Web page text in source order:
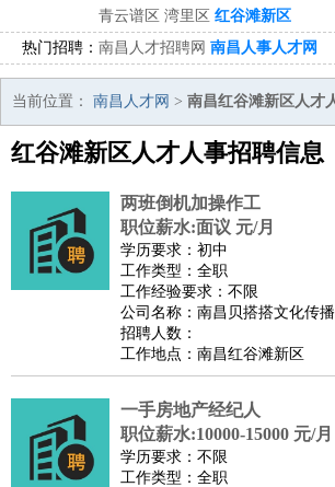
青云谱区 湾里区 红谷滩新区
热门招聘： 南昌人才招聘网 南昌人事人才网
当前位置： 南昌人才网 > 南昌红谷滩新区人才
红谷滩新区人才人事招聘信息
两班倒机加操作工
职位薪水:面议 元/月
学历要求：初中
工作类型：全职
工作经验要求：不限
公司名称：南昌贝搭搭文化传
招聘人数：
工作地点：南昌红谷滩新区
一手房地产经纪人
职位薪水:10000-15000 元/月
学历要求：不限
工作类型：全职